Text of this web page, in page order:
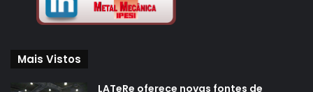
Mais Vistos
LATeRe oferece novas fontes de